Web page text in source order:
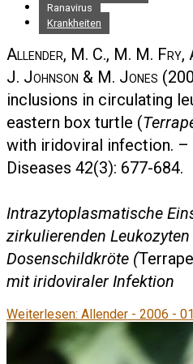
Ranavirus
Krankheiten
Allender, M. C., M. M. Fry,
J. Johnson & M. Jones
inclusions in circulating
eastern box turtle (
with iridoviral infection.
Diseases 42(3): 677-684.
Intrazytoplasmatische
zirkulierenden
Dosenschildkröte (
mit iridoviraler Infektion
Weiterlesen: Allender - 2006 - 01